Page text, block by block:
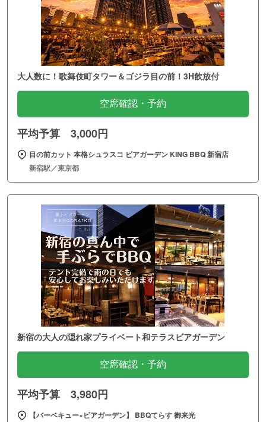
大人数に！歌舞伎町タワー＆ゴジラ目の前！3H飲放付
空席確認・予約
平均予算 3,000円
目の前カット 本格シュラスコ ビアガーデン KING BBQ 新宿店
新宿駅／東京都
新宿の大人の隠れ家プライベート和テラスビアガーデン
空席確認・予約
平均予算 3,980円
【バーベキュー×ビアガーデン】 BBQてらす 御来光